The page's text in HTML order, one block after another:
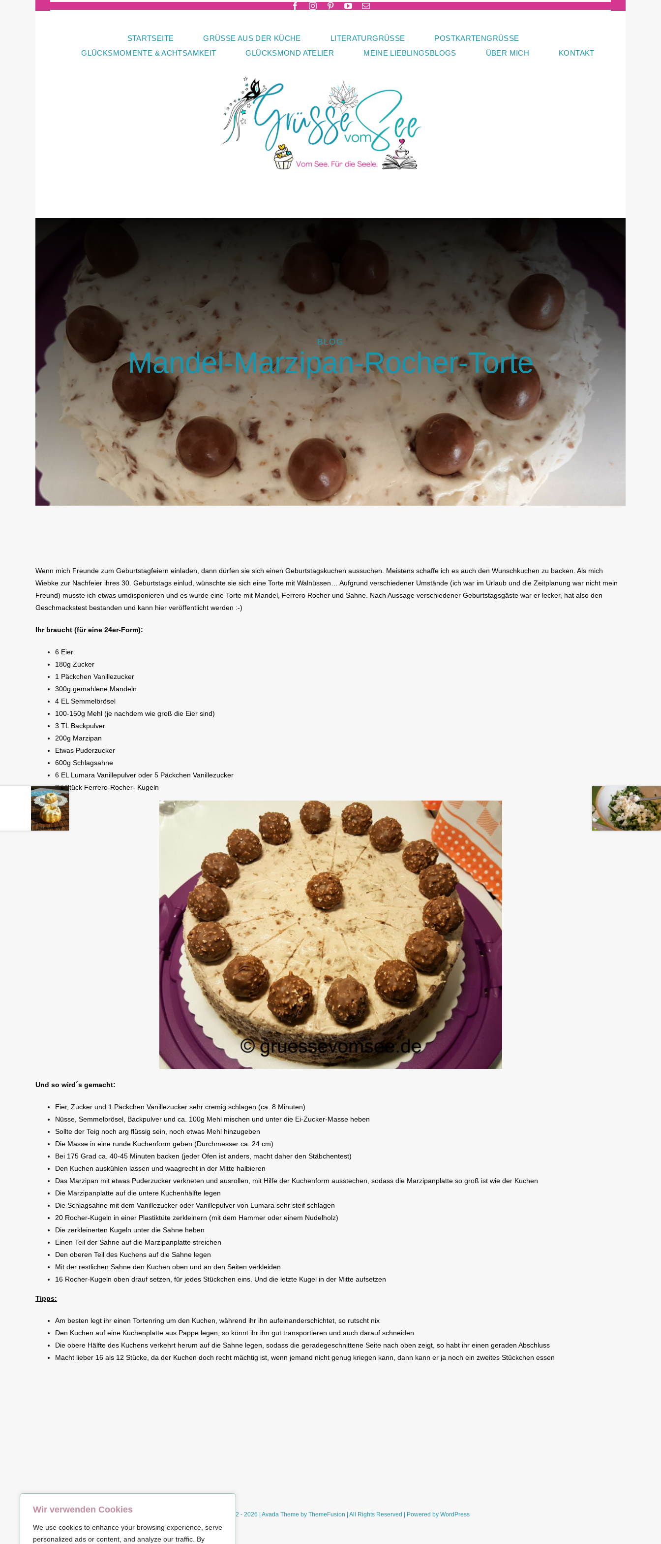
Wir verwenden Cookies
We use cookies to enhance your browsing experience, serve
personalized ads or content, and analyze our traffic. By
STARTSEITE GRÜSSE AUS DER KÜCHE LITERATURGRÜSSE
POSTKARTENGRÜSSE
GLÜCKSMOMENTE & ACHTSAMKEIT
GLÜCKSMOND ATELIER MEINE LIEBLINGSBLOGS ÜBER MICH KONTAKT
BLOG
Mandel-Marzipan-Rocher-Torte
Wenn mich Freunde zum Geburtstagfeiern einladen, dann dürfen sie sich einen Geburtstagskuchen aussuchen. Meistens schaffe ich es auch den Wunschkuchen zu backen. Als mich
Wiebke zur Nachfeier ihres 30. Geburtstags einlud, wünschte sie sich eine Torte mit Walnüssen… Aufgrund verschiedener Umstände (ich war im Urlaub und die Zeitplanung war nicht mein
Freund) musste ich etwas umdisponieren und es wurde eine Torte mit Mandel, Ferrero Rocher und Sahne. Nach Aussage verschiedener Geburtstagsgäste war er lecker, hat also den
Geschmackstest bestanden und kann hier veröffentlicht werden :-)
Ihr braucht (für eine 24er-Form):
6 Eier
180g Zucker
1 Päckchen Vanillezucker
300g gemahlene Mandeln
4 EL Semmelbrösel
100-150g Mehl (je nachdem wie groß die Eier sind)
3 TL Backpulver
200g Marzipan
Etwas Puderzucker
600g Schlagsahne
6 EL Lumara Vanillepulver oder 5 Päckchen Vanillezucker
37 Stück Ferrero-Rocher- Kugeln
Und so wird´s gemacht:
Eier, Zucker und 1 Päckchen Vanillezucker sehr cremig schlagen (ca. 8 Minuten)
Nüsse, Semmelbrösel, Backpulver und ca. 100g Mehl mischen und unter die Ei-Zucker-Masse heben
Sollte der Teig noch arg flüssig sein, noch etwas Mehl hinzugeben
Die Masse in eine runde Kuchenform geben (Durchmesser ca. 24 cm)
Bei 175 Grad ca. 40-45 Minuten backen (jeder Ofen ist anders, macht daher den Stäbchentest)
Den Kuchen auskühlen lassen und waagrecht in der Mitte halbieren
Das Marzipan mit etwas Puderzucker verkneten und ausrollen, mit Hilfe der Kuchenform ausstechen, sodass die Marzipanplatte so groß ist wie der Kuchen
Die Marzipanplatte auf die untere Kuchenhälfte legen
Die Schlagsahne mit dem Vanillezucker oder Vanillepulver von Lumara sehr steif schlagen
20 Rocher-Kugeln in einer Plastiktüte zerkleinern (mit dem Hammer oder einem Nudelholz)
Die zerkleinerten Kugeln unter die Sahne heben
Einen Teil der Sahne auf die Marzipanplatte streichen
Den oberen Teil des Kuchens auf die Sahne legen
Mit der restlichen Sahne den Kuchen oben und an den Seiten verkleiden
16 Rocher-Kugeln oben drauf setzen, für jedes Stückchen eins. Und die letzte Kugel in der Mitte aufsetzen
Tipps:
Am besten legt ihr einen Tortenring um den Kuchen, während ihr ihn aufeinanderschichtet, so rutscht nix
Den Kuchen auf eine Kuchenplatte aus Pappe legen, so könnt ihr ihn gut transportieren und auch darauf schneiden
Die obere Hälfte des Kuchens verkehrt herum auf die Sahne legen, sodass die geradegeschnittene Seite nach oben zeigt, so habt ihr einen geraden Abschluss
Macht lieber 16 als 12 Stücke, da der Kuchen doch recht mächtig ist, wenn jemand nicht genug kriegen kann, dann kann er ja noch ein zweites Stückchen essen
© Copyright 2012 - 2026 | Avada Theme by ThemeFusion | All Rights Reserved | Powered by WordPress